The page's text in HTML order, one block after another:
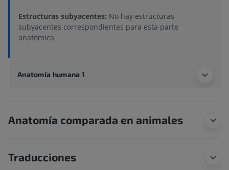
Estructuras subyacentes: No hay estructuras
subyacentes correspondientes para esta parte
anatómica
Anatomía humana 1
Anatomía comparada en animales
Traducciones